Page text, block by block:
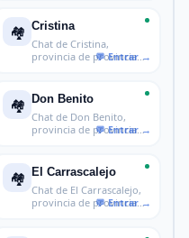
🏘️ Cristina
Chat de Cristina,
provincia de provincia
🏘️ Don Benito
Chat de Don Benito,
provincia de provincia
🏘️ El Carrascalejo
Chat de El Carrascalejo,
provincia de provincia